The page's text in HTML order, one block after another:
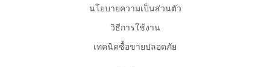
นโยบายความเป็นส่วนตัว
วิธีการใช้งาน
เทคนิคซื้อขายปลอดภัย